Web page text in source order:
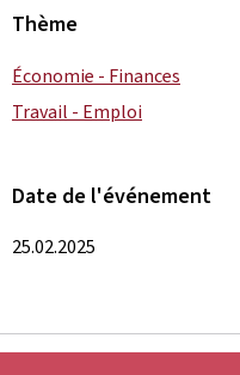
Thème
Économie - Finances
Travail - Emploi
Date de l'événement
25.02.2025